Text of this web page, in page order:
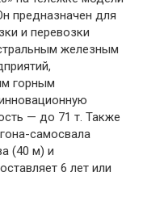
предназначен для
и перевозки
железным
горным
— до 71 т. Также
самосвала
(40 м) и
6 лет или